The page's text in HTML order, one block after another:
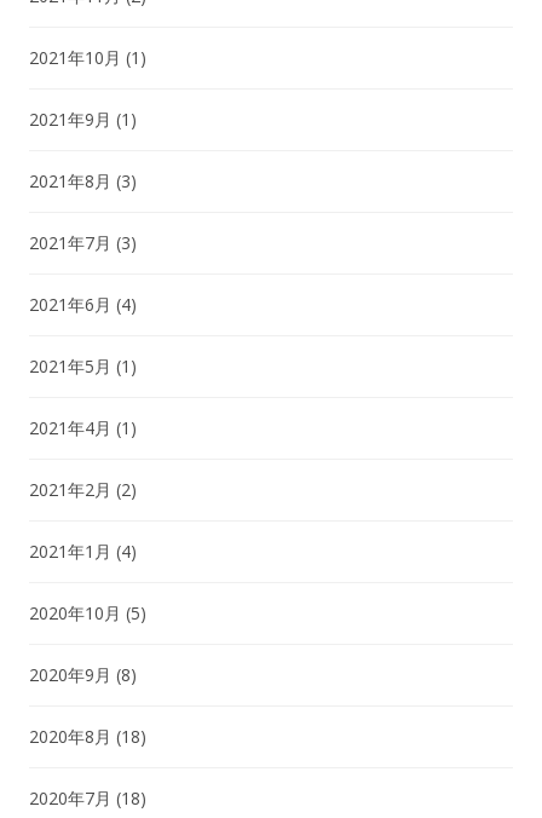
2021年10月 (1)
2021年9月 (1)
2021年8月 (3)
2021年7月 (3)
2021年6月 (4)
2021年5月 (1)
2021年4月 (1)
2021年2月 (2)
2021年1月 (4)
2020年10月 (5)
2020年9月 (8)
2020年8月 (18)
2020年7月 (18)